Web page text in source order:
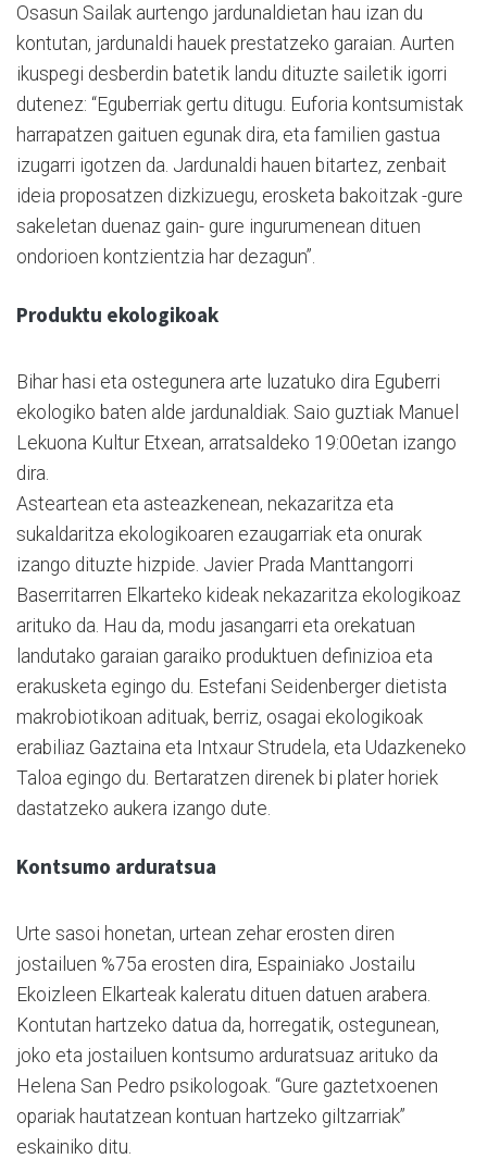
Osasun Sailak aurtengo jardunaldietan hau izan du
kontutan, jardunaldi hauek prestatzeko garaian. Aurten
ikuspegi desberdin batetik landu dituzte sailetik igorri
dutenez: “Eguberriak gertu ditugu. Euforia kontsumistak
harrapatzen gaituen egunak dira, eta familien gastua
izugarri igotzen da. Jardunaldi hauen bitartez, zenbait
ideia proposatzen dizkizuegu, erosketa bakoitzak -gure
sakeletan duenaz gain- gure ingurumenean dituen
ondorioen kontzientzia har dezagun”.
Produktu ekologikoak
Bihar hasi eta ostegunera arte luzatuko dira Eguberri
ekologiko baten alde jardunaldiak. Saio guztiak Manuel
Lekuona Kultur Etxean, arratsaldeko 19:00etan izango
dira.
Asteartean eta asteazkenean, nekazaritza eta
sukaldaritza ekologikoaren ezaugarriak eta onurak
izango dituzte hizpide. Javier Prada Manttangorri
Baserritarren Elkarteko kideak nekazaritza ekologikoaz
arituko da. Hau da, modu jasangarri eta orekatuan
landutako garaian garaiko produktuen definizioa eta
erakusketa egingo du. Estefani Seidenberger dietista
makrobiotikoan adituak, berriz, osagai ekologikoak
erabiliaz Gaztaina eta Intxaur Strudela, eta Udazkeneko
Taloa egingo du. Bertaratzen direnek bi plater horiek
dastatzeko aukera izango dute.
Kontsumo arduratsua
Urte sasoi honetan, urtean zehar erosten diren
jostailuen %75a erosten dira, Espainiako Jostailu
Ekoizleen Elkarteak kaleratu dituen datuen arabera.
Kontutan hartzeko datua da, horregatik, ostegunean,
joko eta jostailuen kontsumo arduratsuaz arituko da
Helena San Pedro psikologoak. “Gure gaztetxoenen
opariak hautatzean kontuan hartzeko giltzarriak”
eskainiko ditu.